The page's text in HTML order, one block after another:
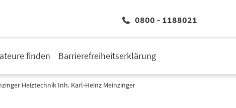
0800 - 1188021
finden Barrierefreiheitserklärung
Heiztechnik Inh. Karl-Heinz Meinzinger